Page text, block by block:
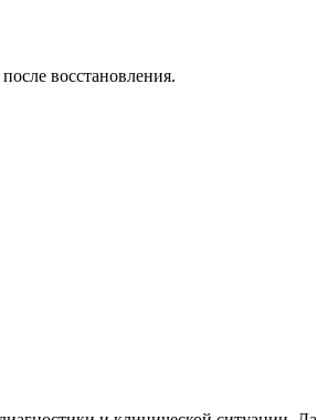
восстановления.